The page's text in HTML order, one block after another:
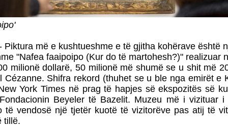
Piktura më e kushtueshme e të gjitha kohërave është
"Nafea faaipoipo (Kur do të martohesh?)" realizuar
milionë dollarë, 50 milionë më shumë se u shit më
Cézanne. Shifra rekord (thuhet se u ble nga emirët e
York Times në prag të hapjes së ekspozitës së
Beyeler të Bazelit. Muzeu më i vizituar i
të vendosë një tjetër kuotë të vizitorëve pas atij të
tillë.